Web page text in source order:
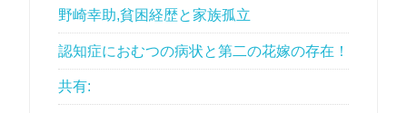
野崎幸助,貧困経歴と家族孤立
認知症におむつの病状と第二の花嫁の存在！
共有: